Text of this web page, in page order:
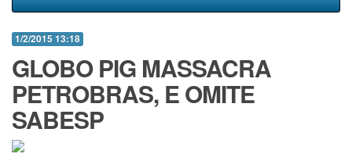
1/2/2015 13:18
GLOBO PIG MASSACRA
PETROBRAS, E OMITE
SABESP